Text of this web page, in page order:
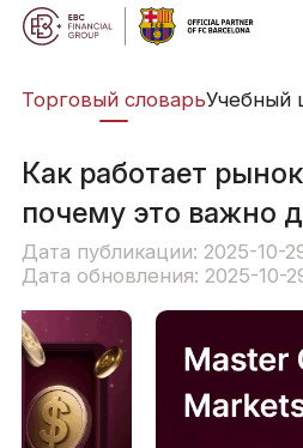
Торговый словарьУчебный
Как работает
почему это важно
Дата публикации: 2025-10-
Дата обновления: 2025-10-